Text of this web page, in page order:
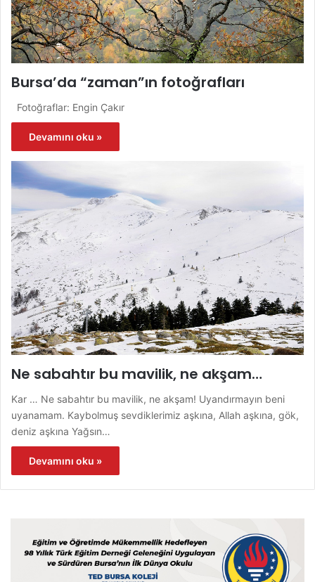
Bursa’da “zaman”ın fotoğrafları
Fotoğraflar: Engin Çakır
Devamını oku »
Ne sabahtır bu mavilik, ne akşam…
Kar … Ne sabahtır bu mavilik, ne akşam! Uyandırmayın beni
uyanamam. Kaybolmuş sevdiklerimiz aşkına, Allah aşkına, gök,
deniz aşkına Yağsın…
Devamını oku »